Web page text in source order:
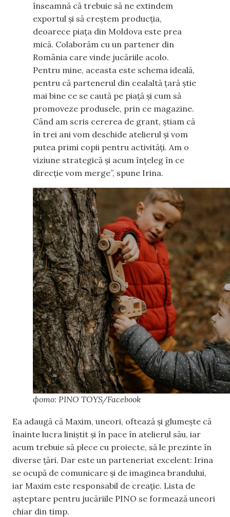
înseamnă că trebuie să ne extindem
exportul și să creștem producția,
deoarece piața din Moldova este prea
mică. Colaborăm cu un partener din
România care vinde jucăriile acolo.
Pentru mine, aceasta este schema ideală,
pentru că partenerul din cealaltă țară știe
mai bine ce se caută pe piață și cum să
promoveze produsele, prin ce magazine.
Când am scris cererea de grant, știam că
în trei ani vom deschide atelierul și vom
putea primi copii pentru activități. Am o
viziune strategică și acum înțeleg în ce
direcție vom merge”, spune Irina.
фото: PINO TOYS/Facebook
Ea adaugă că Maxim, uneori, oftează și glumește că
înainte lucra liniștit și în pace în atelierul său, iar
acum trebuie să plece cu proiecte, să le prezinte în
diverse țări. Dar este un parteneriat excelent: Irina
se ocupă de comunicare și de imaginea brandului,
iar Maxim este responsabil de creație. Lista de
așteptare pentru jucăriile PINO se formează uneori
chiar din timp.